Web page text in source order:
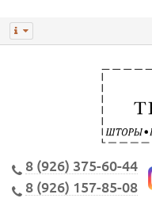
8 (926) 375-60-44
8 (926) 157-85-08